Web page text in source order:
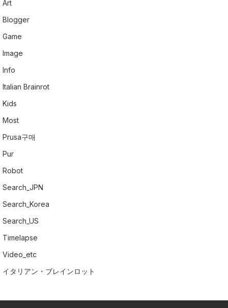
Art
Blogger
Game
Image
Info
Italian Brainrot
Kids
Most
Prusa구매
Pur
Robot
Search_JPN
Search_Korea
Search_US
Timelapse
Video_etc
イタリアン・ブレインロット